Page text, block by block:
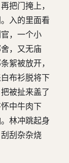
把门掩上，
入的里面看
，一个小
，又无庙
絮被放开，
布衫脱将下
被扯来盖了
中牛肉下
林冲跳起身
刮杂杂烧